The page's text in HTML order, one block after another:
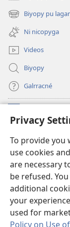
Privacy
To provide you
use cookies
are necessary
be refused.
additional
your
used for
Policy on Use
new
window)
Biyopy pu
(opens
new
window)
Ni nicopyga
Videos
Biyopy
Galrracné
(opens
new
Watchtower
(opens
new
window)JW Hub
(opens
new
window)Aplicación JW